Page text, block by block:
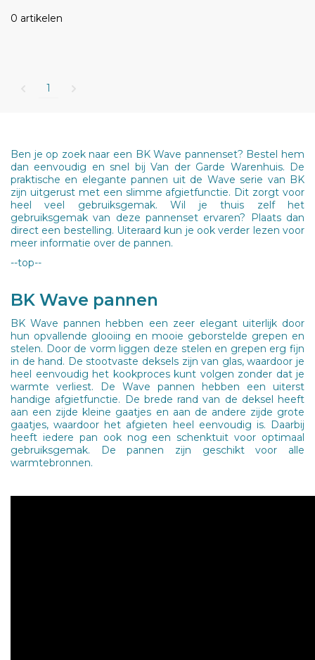
0 artikelen
1
Ben je op zoek naar een BK Wave pannenset? Bestel hem
dan eenvoudig en snel bij Van der Garde Warenhuis. De
praktische en elegante pannen uit de Wave serie van BK
zijn uitgerust met een slimme afgietfunctie. Dit zorgt voor
heel veel gebruiksgemak. Wil je thuis zelf het
gebruiksgemak van deze pannenset ervaren? Plaats dan
direct een bestelling. Uiteraard kun je ook verder lezen voor
meer informatie over de pannen.
--top--
BK Wave pannen
BK Wave pannen hebben een zeer elegant uiterlijk door
hun opvallende glooiing en mooie geborstelde grepen en
stelen. Door de vorm liggen deze stelen en grepen erg fijn
in de hand. De stootvaste deksels zijn van glas, waardoor je
heel eenvoudig het kookproces kunt volgen zonder dat je
warmte verliest. De Wave pannen hebben een uiterst
handige afgietfunctie. De brede rand van de deksel heeft
aan een zijde kleine gaatjes en aan de andere zijde grote
gaatjes, waardoor het afgieten heel eenvoudig is. Daarbij
heeft iedere pan ook nog een schenktuit voor optimaal
gebruiksgemak. De pannen zijn geschikt voor alle
warmtebronnen.